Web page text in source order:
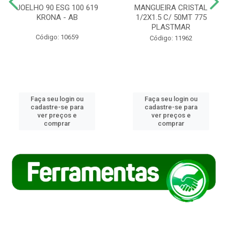
JOELHO 90 ESG 100 619
KRONA - AB
Código: 10659
Faça seu login ou
cadastre-se para
ver preços e
comprar
MANGUEIRA CRISTAL
1/2X1.5 C/ 50MT 775
PLASTMAR
Código: 11962
Faça seu login ou
cadastre-se para
ver preços e
comprar